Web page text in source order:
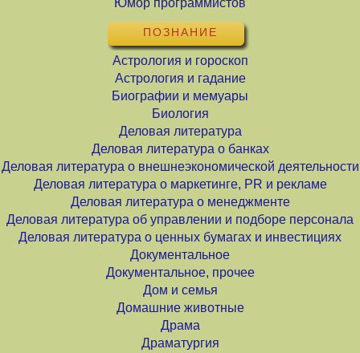
Юмор программистов
ПОЗНАНИЕ
Астрология и гороскоп
Астрология и гадание
Биографии и мемуары
Биология
Деловая литература
Деловая литература о банках
Деловая литература о внешнеэкономической деятельности
Деловая литература о маркетинге, PR и рекламе
Деловая литература о менеджменте
Деловая литература об управлении и подборе персонала
Деловая литература о ценных бумагах и инвестициях
Документальное
Документальное, прочее
Дом и семья
Домашние животные
Драма
Драматургия